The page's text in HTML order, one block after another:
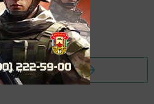
в Яндекс.Новости
новости